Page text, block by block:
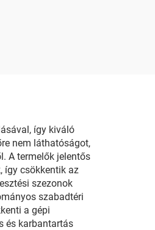
így kiváló
nem láthatóságot,
A termelők jelentős
így csökkentik az
szezonok
szabadtéri
a gépi
és karbantartás